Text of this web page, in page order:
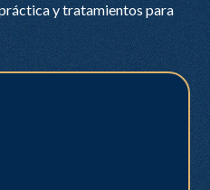
y tratamientos para